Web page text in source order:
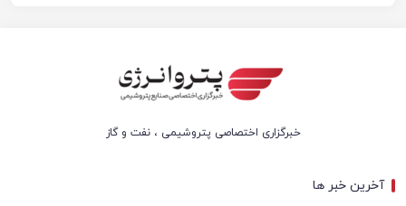
خبرگزاری اختصاصی پتروشیمی ، نفت و گاز
آخرین خبر ها